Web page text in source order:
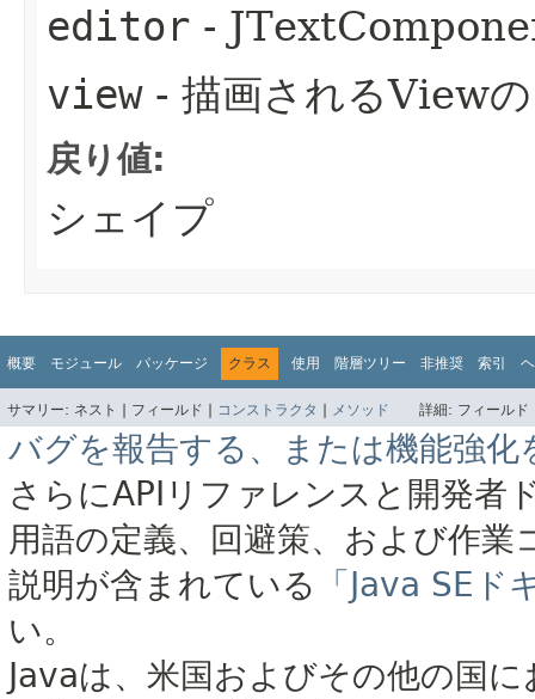
editor -
view- 描画されるView
戻り値:
シェイプ
概要 モジュール パッケージ クラス 使用 階層ツリー 非推奨 索引
サマリー: ネスト | フィールド | コンストラクタ | メソッド 詳細: フィール
バグを報告する、または機能強化
さらにAPIリファレンスと開発者
用語の定義、回避策、および作
説明が含まれている
「Java SE
い。
Javaは、米国およびその他の国